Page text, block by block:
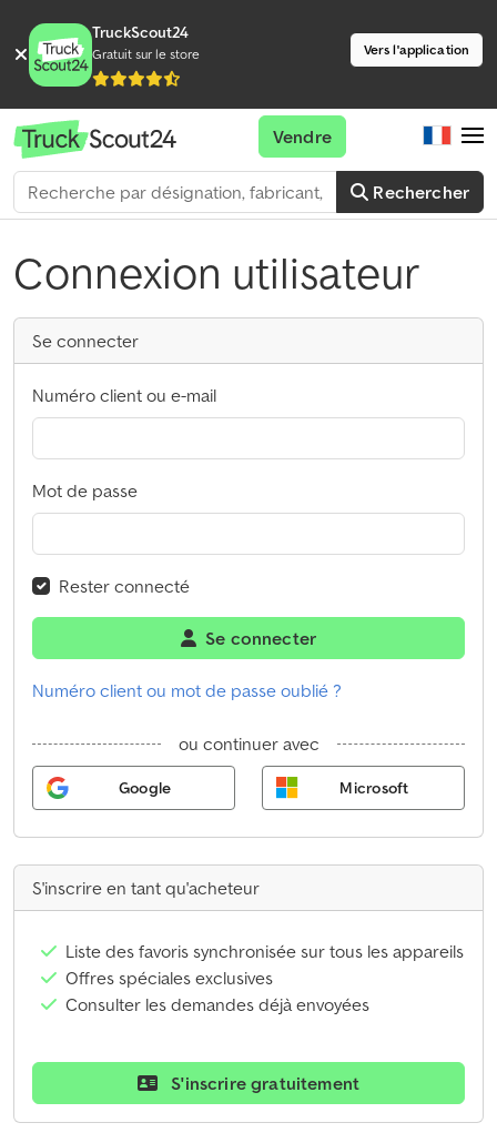
TruckScout24
Gratuit sur le store Vers l'application
Rechercher
Vendre
Connexion utilisateur
Se connecter
Numéro client ou e-mail
Mot de passe
Rester connecté
Se connecter
Numéro client ou mot de passe oublié ?
ou continuer avec
Google Microsoft
S'inscrire en tant qu'acheteur
Liste des favoris synchronisée sur tous les appareils
Offres spéciales exclusives
Consulter les demandes déjà envoyées
S'inscrire gratuitement